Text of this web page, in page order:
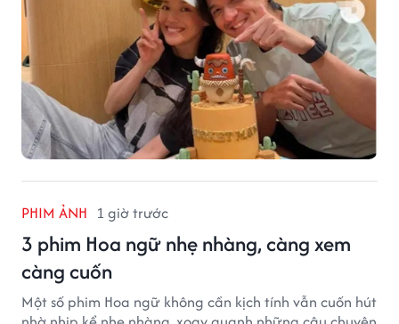
PHIM ẢNH 1 giờ trước
3 phim Hoa ngữ nhẹ nhàng, càng xem
càng cuốn
Một số phim Hoa ngữ không cần kịch tính vẫn cuốn hút